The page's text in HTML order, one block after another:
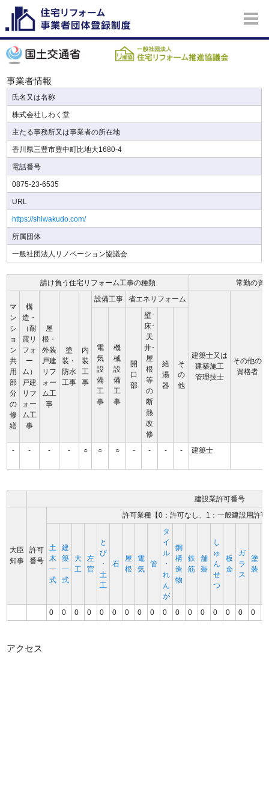
事業者情報
氏名又は名称
株式会社しわく堂
主たる事務所又は事業者の所在地
香川県三豊市豊中町比地大1680-4
電話番号
0875-23-6535
URL
https://shiwakudo.com/
所属団体
一般社団法人リノベーション協議会
請け負う住宅リフォーム工事の種類 常勤の資
マ
ン
シ
ョ
ン
共
用
部
分
の
修
繕
構
造・
（耐
震リ
フォ
ー
ム）
戸建
リフ
ォー
ム工
事
屋
根・
外装
戸建
リフ
ォー
ム工
事
塗
装・
防水
工事
内
装
工
事
設備工事 省エネリフォーム
建築士又は
建築施工
管理技士
その他の
資格者
電
気
設
備
工
事
機
械
設
備
工
事
開
口
部
壁･
床･
天
井･
屋
根
等
の
断
熱
改
修
給
湯
器
そ
の
他
- - - - ○ ○ ○ - - - - 建築士
建設業許可番号
大臣
知事
許可
番号
許可業種【0：許可なし、1：一般建設用許
土
木
一
式
建
築
一
式
大
工
左
官
と
び
･
土
工
石
屋
根
電
気
管
タ
イ
ル
･
れ
ん
が
鋼
構
造
物
鉄
筋
舗
装
し
ゅ
ん
せ
つ
板
金
ガ
ラ
ス
塗
装
0 0 0 0 0 0 0 0 0 0 0 0 0 0 0 0 0
アクセス